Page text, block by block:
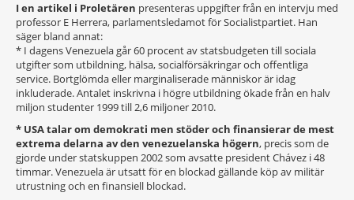
I en artikel i Proletären presenteras uppgifter från en intervju med
professor E Herrera, parlamentsledamot för Socialistpartiet. Han
säger bland annat:
* I dagens Venezuela går 60 procent av statsbudgeten till sociala
utgifter som utbildning, hälsa, socialförsäkringar och offentliga
service. Bortglömda eller marginaliserade människor är idag
inkluderade. Antalet inskrivna i högre utbildning ökade från en halv
miljon studenter 1999 till 2,6 miljoner 2010.
* USA talar om demokrati men stöder och finansierar de mest
extrema delarna av den venezuelanska högern, precis som de
gjorde under statskuppen 2002 som avsatte president Chávez i 48
timmar. Venezuela är utsatt för en blockad gällande köp av militär
utrustning och en finansiell blockad.